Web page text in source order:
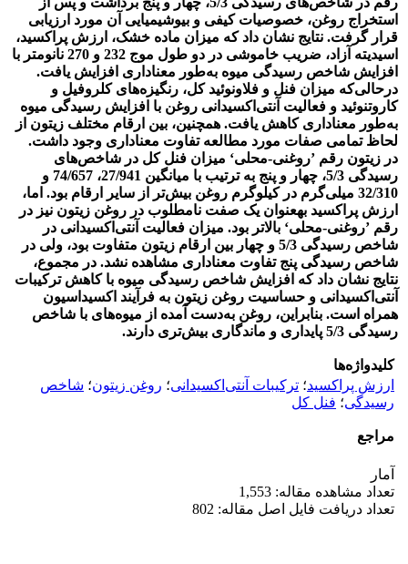
استخراج روغن، خصوصیات کیفی و بیوشیمیایی آن مورد ارزیابی
قرار گرفت. نتایج نشان داد که میزان ماده خشک، ارزش پراکسید،
اسیدیته آزاد، ضریب خاموشی در دو طول موج 232 و 270 نانومتر با
افزایش شاخص رسیدگی میوه به‌طور معناداری افزایش یافت.
درحالی‌که میزان فنل و فلاونوئید کل، رنگیزه‌های کلروفیل و
کاروتنوئید و فعالیت آنتی‌اکسیدانی روغن با افزایش رسیدگی میوه
به‌طور معناداری کاهش یافت. همچنین، بین ارقام مختلف زیتون از
لحاظ تمامی صفات مورد مطالعه تفاوت معناداری وجود داشت.
در زیتون رقم ’روغنی-محلی‘ میزان فنل کل در شاخص‌های
رسیدگی 5/3، چهار و پنج به ترتیب با میانگین 27/941، 74/657 و
32/310 میلی‌گرم در کیلوگرم روغن بیش‌تر از سایر ارقام بود. اما،
ارزش پراکسید به‏عنوان یک صفت نامطلوب در روغن زیتون نیز در
رقم ’روغنی-محلی‘ بالاتر بود. میزان فعالیت آنتی‌اکسیدانی در
شاخص رسیدگی 5/3 و چهار بین ارقام زیتون متفاوت بود، ولی در
شاخص رسیدگی پنج تفاوت معناداری مشاهده نشد. در مجموع،
نتایج نشان داد که افزایش شاخص رسیدگی میوه با کاهش ترکیبات
آنتی‌اکسیدانی و حساسیت روغن زیتون به فرآیند اکسیداسیون
همراه است. بنابراین، روغن به‌دست آمده از میوه‌های با شاخص
رسیدگی 5/3 پایداری و ماندگاری بیش‌تری دارند.
کلیدواژه‌ها
ارزش پراکسید؛ ترکیبات آنتی‌اکسیدانی؛ روغن زیتون؛ شاخص
رسیدگی؛ فنل کل
مراجع
آمار
تعداد مشاهده مقاله: 1,553
تعداد دریافت فایل اصل مقاله: 802